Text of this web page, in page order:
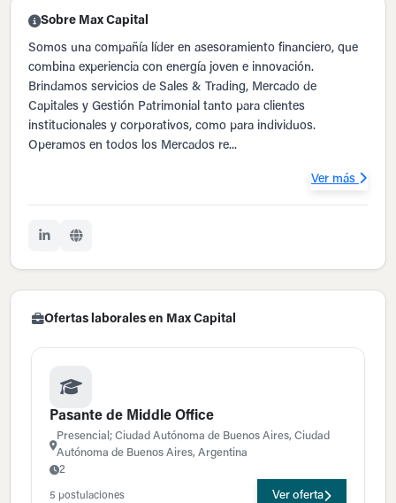
Ofertas laborales en Max Capital
Pasante de Middle Office
Presencial; Ciudad Autónoma de Buenos Aires, Ciudad
Autónoma de Buenos Aires, Argentina
2
5 postulaciones Ver oferta
Sobre Max Capital
Somos una compañía líder en asesoramiento financiero, que
combina experiencia con energía joven e innovación.
Brindamos servicios de Sales & Trading, Mercado de
Capitales y Gestión Patrimonial tanto para clientes
institucionales y corporativos, como para individuos.
Operamos en todos los Mercados re...
Ver más